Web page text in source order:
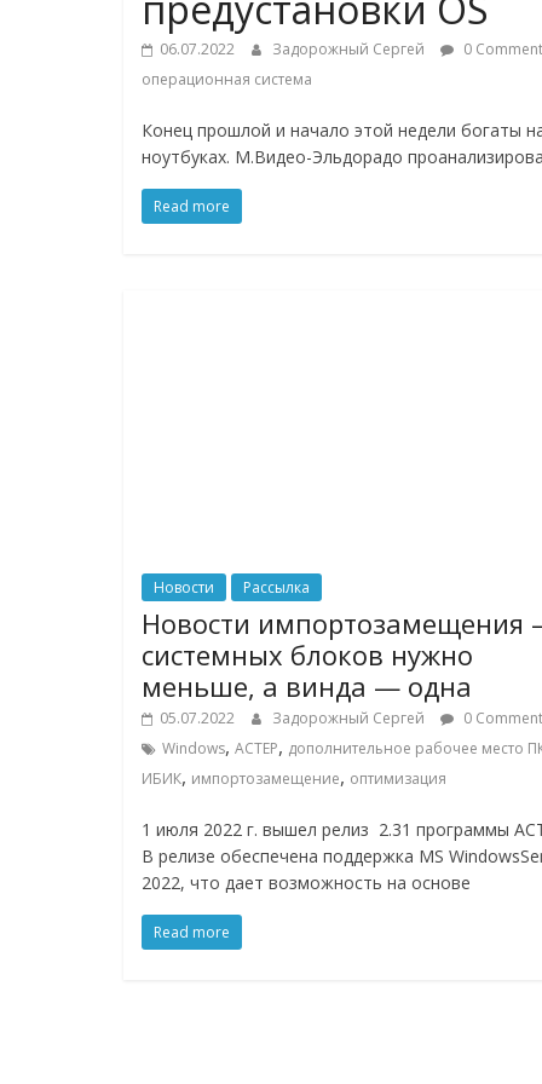
Нам
важно,
как
как
Сеть
меняет
жизнь
06.07.2022 Задорожный Сергей 0
операционная система
Конец прошлой и начало этой недели богаты
ноутбуках. М.Видео-Эльдорадо
Read more
Новости Рассылка
Новости импортозамещения
системных блоков нужно
меньше, а винда — одна
05.07.2022 Задорожный Сергей
0
Windows, АСТЕР, дополнительное рабочее место
ИБИК, импортозамещение, оптимизация
1 июля 2022 г. вышел релиз 2.31 программы
В релизе обеспечена поддержка MS
2022, что дает возможность на основе
Read more